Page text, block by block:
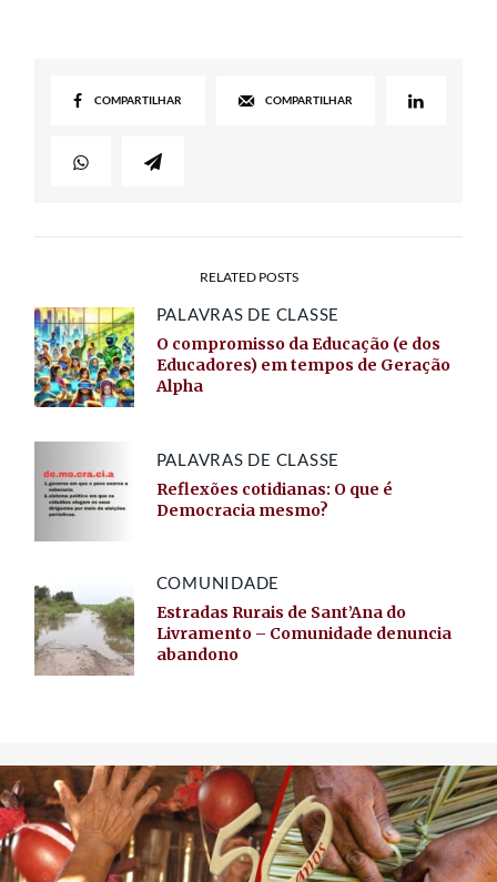
COMPARTILHAR COMPARTILHAR
RELATED POSTS
PALAVRAS DE CLASSE
O compromisso da Educação (e dos
Educadores) em tempos de Geração
Alpha
PALAVRAS DE CLASSE
Reflexões cotidianas: O que é
Democracia mesmo?
COMUNIDADE
Estradas Rurais de Sant’Ana do
Livramento – Comunidade denuncia
abandono